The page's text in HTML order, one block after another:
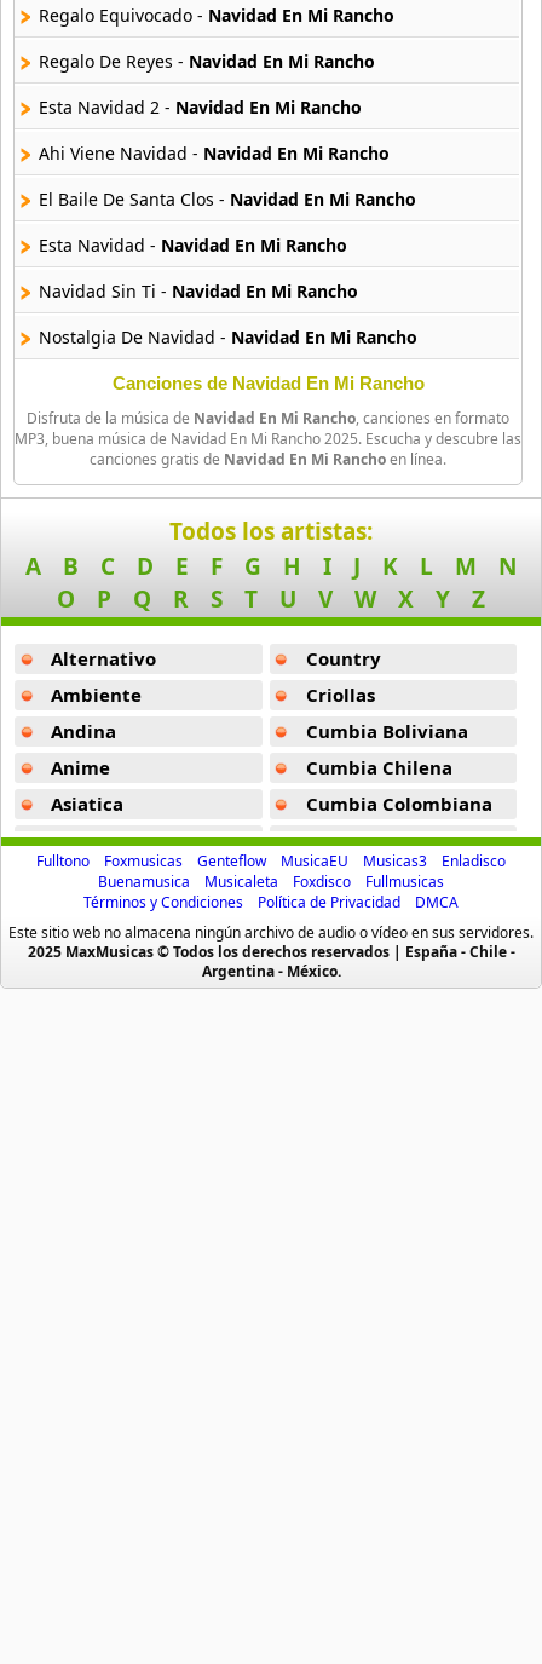
Los Telestrellitas
5 músicas online
Luis Miguel Navidades
11 músicas online
Merengazo En Navidad
21 músicas online
Moderatto Nos Vemos En Invierno
10 músicas online
More Christmas Collection
59 músicas online
Navidad Con Amigos
15 músicas online
Navidad Costena
Navidad de Los Pobres
12 músicas online
Navidad Duranguense
Navidad en Mi Rancho
22 músicas online
Navidad Grupera Vol 1
12 músicas online
Navidad Grupera Vol 2
20 músicas online
Regalo Equivocado - Navidad En Mi Rancho
Regalo De Reyes - Navidad En Mi Rancho
Esta Navidad 2 - Navidad En Mi Rancho
Ahi Viene Navidad - Navidad En Mi Rancho
El Baile De Santa Clos - Navidad En Mi Rancho
Esta Navidad - Navidad En Mi Rancho
Navidad Sin Ti - Navidad En Mi Rancho
Nostalgia De Navidad - Navidad En Mi Rancho
Pupurri Navideno -Navidad En Mi Rancho
Regalo De Navidad -Navidad En Mi Rancho
Ritmo Navideno -
Popurri Navideno - Navidad En Mi Rancho
Amarga Navidad -
Navidad En Mi Rancho
Hoy Vi A Santa Claus Besar A Mama -Navidad En Mi Rancho
Navidad De Los Pobres -
Navidad En Mi Rancho
Canciones de Navidad En Mi Rancho
Disfruta de la música de Navidad En Mi Rancho, canciones en formato
MP3, buena música de Navidad En Mi Rancho 2025. Escucha y descubre las
canciones gratis de Navidad En Mi Ranchoen línea.
Todos los artistas:
A
B C D E F G H I J K L M
N
O
P Q R S T U V W X Y Z
Alternativo
Ambiente
Andina
Anime
Asiatica
Atevip
Bachatas
Baladas
Baladas De Oro
Baladas En Ingles
Country
Criollas
Cumbia Boliviana
Cumbia Chilena
Cumbia Colombiana
Cumbia Ecuatoriana
Cumbia Mexicana
Cumbia Pop
Cumbia Surena
Cumbias
Fulltono Foxmusicas Genteflow MusicaEU Musicas3
Enladisco
Buenamusica
Musicaleta Foxdisco
Fullmusicas
Términos y Condiciones
Política de Privacidad
DMCA
Este sitio web no almacena ningún archivo de audio o vídeo en sus servidores.
2025 MaxMusicas © Todos los derechos reservados | España - Chile -
Argentina - México.